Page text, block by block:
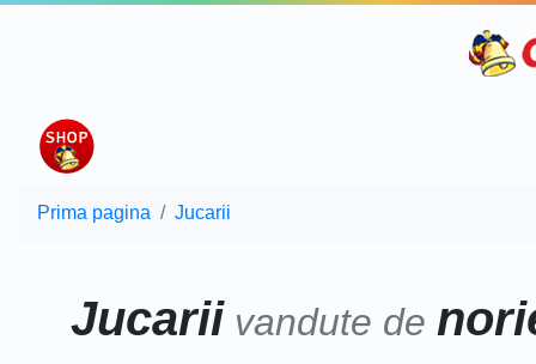
Prima pagina Jucarii
Jucariivandute de